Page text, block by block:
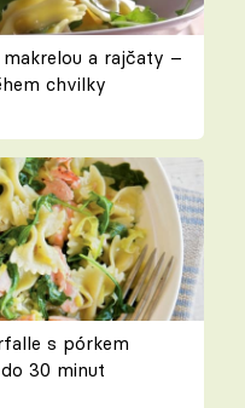
a rajčaty –
chvilky
s pórkem
30 minut